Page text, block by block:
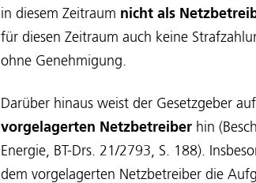
in diesem Zeitraum nicht als
für diesen Zeitraum auch keine
ohne Genehmigung.
Darüber hinaus weist der Gesetzgeber
vorgelagerten Netzbetreiber hin
Energie, BT-Drs. 21/2793, S. 188).
dem vorgelagerten Netzbetreiber die